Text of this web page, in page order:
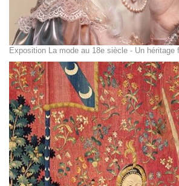
Exposition La mode au 18e siècle - Un héritage